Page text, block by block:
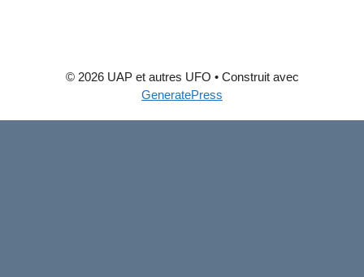
© 2026 UAP et autres UFO • Construit avec
GeneratePress